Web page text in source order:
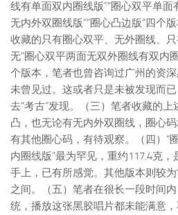
线有单面双内圈线版”“圈心双平单面
无内外双圈线版”“圈心凸边版”四个版
收藏的只有圈心双平、无外圈线、
无“圈心双平两面无双外圈线有双内
个版本，笔者也曾咨询过广州的资
未曾见过。这或者只是未被发现而
去“考古”发现。
（三） 笔者收藏的上
凸，也无论有无内外双圈线，圈心
有其他圈心码，有待观察。
（四） “
内圈线版”最为罕见，重约117.4克
手上，已有所感觉。其他版本则较
之间。
（五） 笔者在很长一段时间
统，播放这张黑胶唱片都未能满意